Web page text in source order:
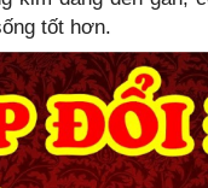
tốt hơn.